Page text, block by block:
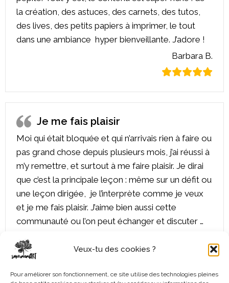
Veux-tu des cookies ?
Pour améliorer son fonctionnement, ce site utilise des technologies pleines
la création, des astuces, des carnets, des tutos,
des lives, des petits papiers à imprimer, le tout
dans une ambiance hyper bienveillante. J’adore !
Barbara B.
Je me fais plaisir
Moi qui était bloquée et qui n’arrivais rien à faire ou
pas grand chose depuis plusieurs mois, j’ai réussi à
m’y remettre, et surtout à me faire plaisir. Je dirai
que c’est la principale leçon : même sur un défit ou
une leçon dirigée, je l’interprète comme je veux
et je me fais plaisir. J’aime bien aussi cette
communauté ou l’on peut échanger et discuter …
être chez moi.